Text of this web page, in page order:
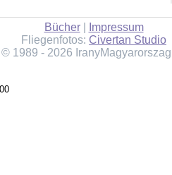
Bücher|
Impressum
Fliegenfotos: Civertan Studio
© 1989 - 2026